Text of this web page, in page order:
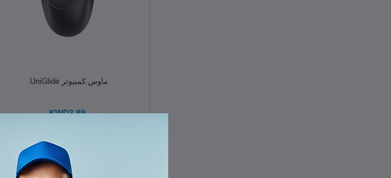
الإضافة إلى سلة التسوق
ماوس.كمبيوتر UniGlide.
KWD3.99